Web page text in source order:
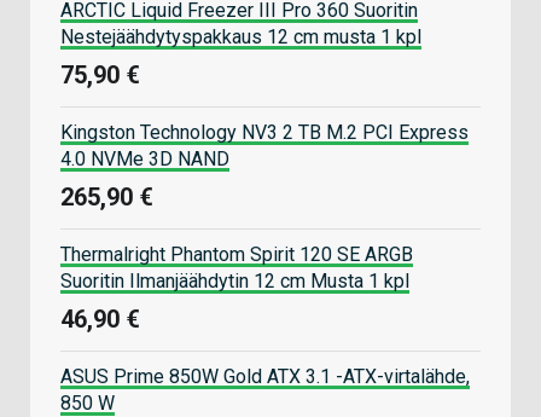
ARCTIC Liquid Freezer III Pro 360 Suoritin
Nestejäähdytyspakkaus 12 cm musta 1 kpl
75,90 €
Kingston Technology NV3 2 TB M.2 PCI Express
4.0 NVMe 3D NAND
265,90 €
Thermalright Phantom Spirit 120 SE ARGB
Suoritin Ilmanjäähdytin 12 cm Musta 1 kpl
46,90 €
ASUS Prime 850W Gold ATX 3.1 -ATX-virtalähde,
850 W